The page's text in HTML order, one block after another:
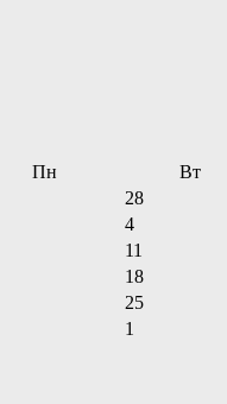
Пн
Вт
28
4
11
18
25
1